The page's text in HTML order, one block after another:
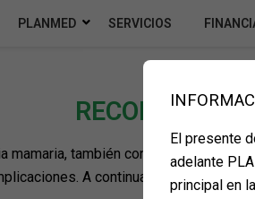
PLANMED SERVICIOS
mamaria, también conocida como
A continuación, te
El presente
adelante
principal en